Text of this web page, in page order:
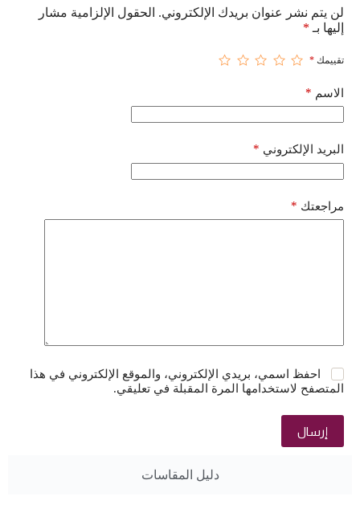
دليل المقاسات
لن يتم نشر عنوان بريدك الإلكتروني. الحقول الإلزامية مشار
إليها بـ *
تقييمك *
الاسم *
البريد الإلكتروني *
مراجعتك *
احفظ اسمي، بريدي الإلكتروني، والموقع الإلكتروني في هذا
المتصفح لاستخدامها المرة المقبلة في تعليقي.
إرسال